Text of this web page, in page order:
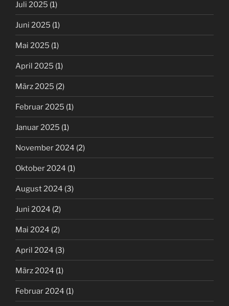
Juli 2025 (1)
Juni 2025 (1)
Mai 2025 (1)
April 2025 (1)
März 2025 (2)
Februar 2025 (1)
Januar 2025 (1)
November 2024 (2)
Oktober 2024 (1)
August 2024 (3)
Juni 2024 (2)
Mai 2024 (2)
April 2024 (3)
März 2024 (1)
Februar 2024 (1)